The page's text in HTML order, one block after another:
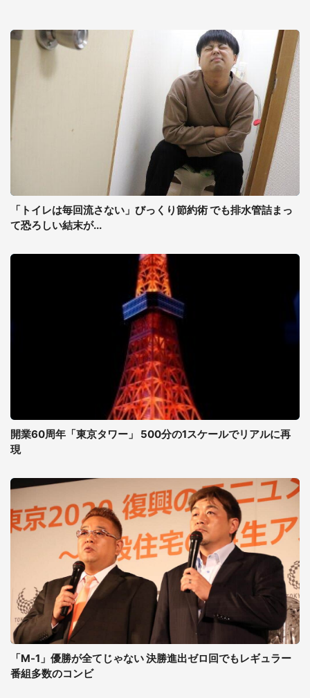
「トイレは毎回流さない」びっくり節約術 でも排水管詰まっ
て恐ろしい結末が...
開業60周年「東京タワー」 500分の1スケールでリアルに再
現
「M-1」優勝が全てじゃない 決勝進出ゼロ回でもレギュラー
番組多数のコンビ